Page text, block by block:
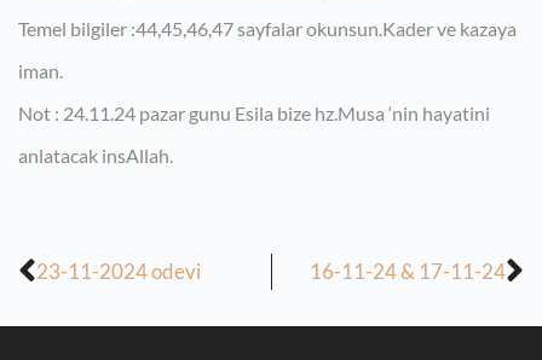
Temel bilgiler :44,45,46,47 sayfalar okunsun.Kader ve kazaya
iman.
Not : 24.11.24 pazar gunu Esila bize hz.Musa ‘nin hayatini
anlatacak insAllah.
23-11-2024 odevi 16-11-24 & 17-11-24